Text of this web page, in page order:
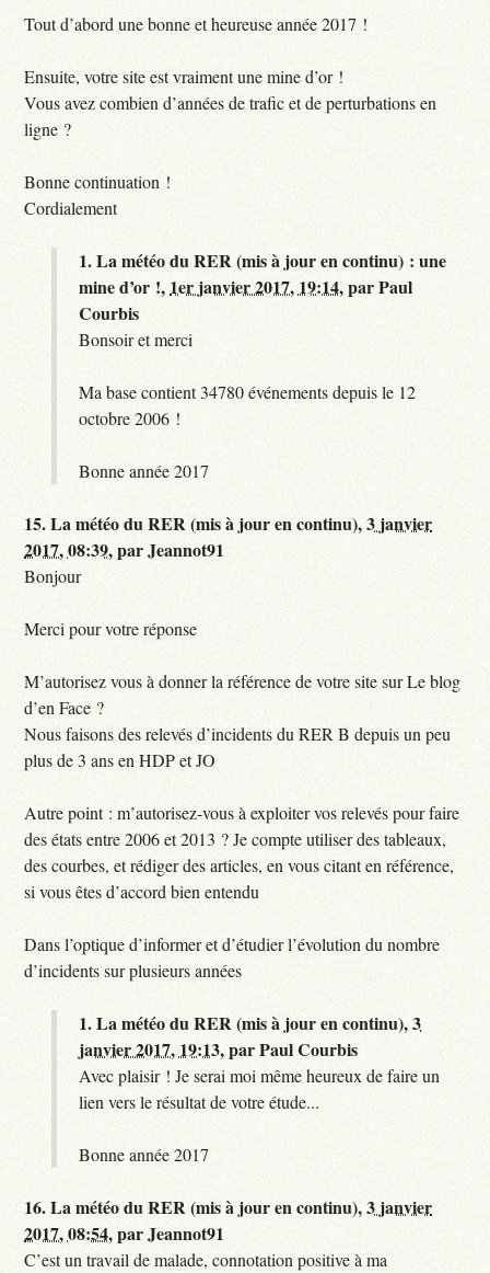
Tout d’abord une bonne et heureuse année 2017 !
Ensuite, votre site est vraiment une mine d’or !
Vous avez combien d’années de trafic et de perturbations en
ligne ?
Bonne continuation !
Cordialement
1.La météo du RER (mis à jour en continu) : une
mine d’or !, 1er janvier 2017, 19:14,parPaul
Courbis
Bonsoir et merci
Ma base contient 34780 événements depuis le 12
octobre 2006 !
Bonne année 2017
15.La météo du RER (mis à jour en continu),3 janvier
2017, 08:39,parJeannot91
Bonjour
Merci pour votre réponse
M’autorisez vous à donner la référence de votre site sur Le blog
d’en Face ?
Nous faisons des relevés d’incidents du RER B depuis un peu
plus de 3 ans en HDP et JO
Autre point : m’autorisez-vous à exploiter vos relevés pour faire
des états entre 2006 et 2013 ? Je compte utiliser des tableaux,
des courbes, et rédiger des articles, en vous citant en référence,
si vous êtes d’accord bien entendu
Dans l’optique d’informer et d’étudier l’évolution du nombre
d’incidents sur plusieurs années
1.La météo du RER (mis à jour en continu),3
janvier 2017, 19:13,parPaul Courbis
Avec plaisir ! Je serai moi même heureux de faire un
lien vers le résultat de votre étude...
Bonne année 2017
16.La météo du RER (mis à jour en continu),3 janvier
2017, 08:54,parJeannot91
C’est un travail de malade, connotation positive à ma